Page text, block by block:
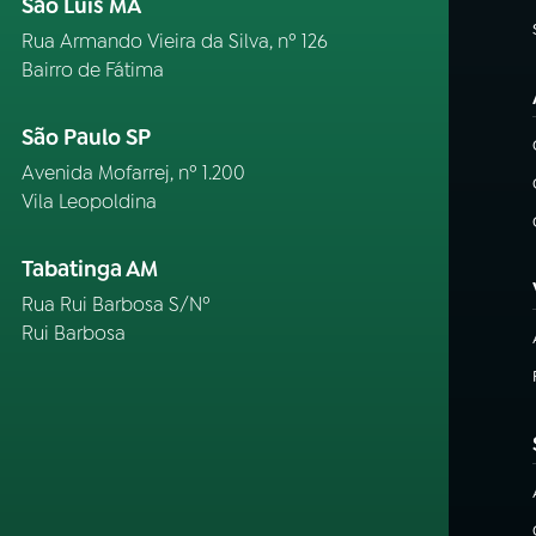
São Luís MA
Rua Armando Vieira da Silva, nº 126
Bairro de Fátima
São Paulo SP
Avenida Mofarrej, nº 1.200
Vila Leopoldina
Tabatinga AM
Rua Rui Barbosa S/Nº
Rui Barbosa